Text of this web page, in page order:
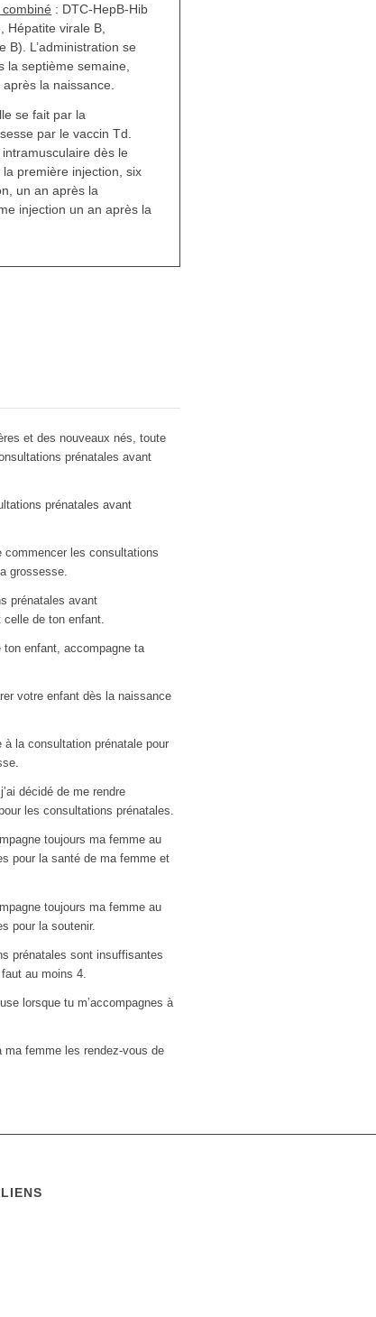
: DTC-HepB-Hib
Hépatite virale B,
B). L’administration se
la septième semaine,
la naissance.
se fait par la
par le vaccin Td.
dès le
première injection, six
un an après la
injection un an après la
et des nouveaux nés, toute
prénatales avant
prénatales avant
les consultations
grossesse.
prénatales avant
celle de ton enfant.
enfant, accompagne ta
votre enfant dès la naissance
la consultation prénatale pour
décidé de me rendre
les consultations prénatales.
toujours ma femme au
pour la santé de ma femme et
toujours ma femme au
pour la soutenir.
prénatales sont insuffisantes
au moins 4.
lorsque tu m’accompagnes à
femme les rendez-vous de